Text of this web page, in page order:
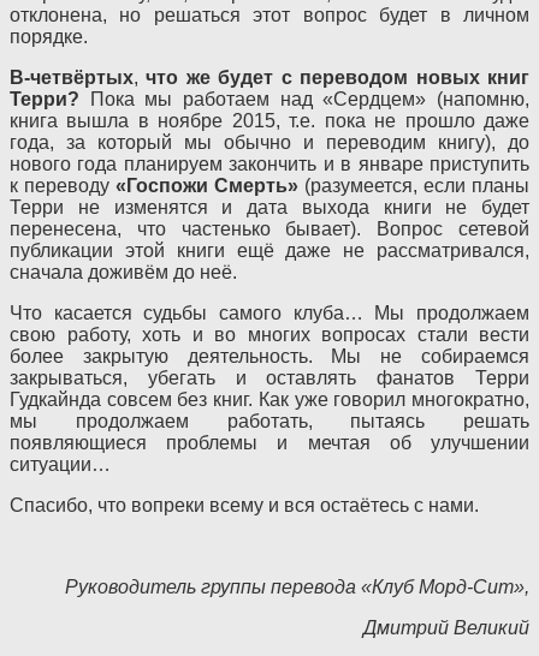
отклонена, но решаться этот вопрос будет в личном
порядке.
В-четвёртых,что же будет с переводом новых книг
Терри? Пока мы работаем над «Сердцем» (напомню,
книга вышла в ноябре 2015, т.е. пока не прошло даже
года, за который мы обычно и переводим книгу), до
нового года планируем закончить и в январе приступить
к переводу «Госпожи Смерть» (разумеется, если планы
Терри не изменятся и дата выхода книги не будет
перенесена, что частенько бывает). Вопрос сетевой
публикации этой книги ещё даже не рассматривался,
сначала доживём до неё.
Что касается судьбы самого клуба… Мы продолжаем
свою работу, хоть и во многих вопросах стали вести
более закрытую деятельность. Мы не собираемся
закрываться, убегать и оставлять фанатов Терри
Гудкайнда совсем без книг. Как уже говорил многократно,
мы продолжаем работать, пытаясь решать
появляющиеся проблемы и мечтая об улучшении
ситуации…
Спасибо, что вопреки всему и вся остаётесь с нами.
Руководитель группы перевода «Клуб Морд-Сит»,
Дмитрий Великий